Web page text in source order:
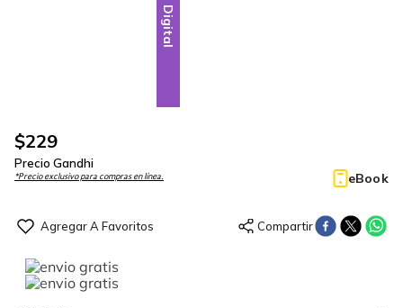
Digital
$229
Precio Gandhi
*Precio exclusivo para compras en línea. eBook